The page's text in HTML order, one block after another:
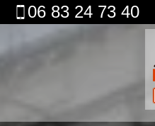
06 83 24 73 40